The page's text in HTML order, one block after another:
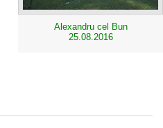
Alexandru cel Bun
25.08.2016